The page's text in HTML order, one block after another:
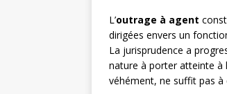
L’outrage à agent
dirigées envers un
La jurisprudence a
nature à porter atteinte à
véhément, ne suffit pas à